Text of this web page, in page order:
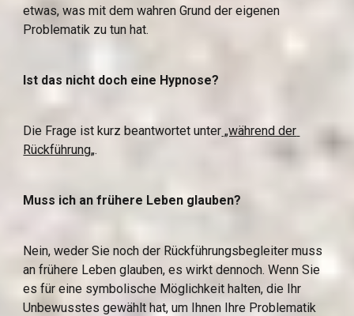
etwas, was mit dem wahren Grund der eigenen
Problematik zu tun hat.
Ist das nicht doch eine Hypnose?
Die Frage ist kurz beantwortet unter „während der
Rückführung„.
Muss ich an frühere Leben glauben?
Nein, weder Sie noch der Rückführungsbegleiter muss
an frühere Leben glauben, es wirkt dennoch. Wenn Sie
es für eine symbolische Möglichkeit halten, die Ihr
Unbewusstes gewählt hat, um Ihnen Ihre Problematik